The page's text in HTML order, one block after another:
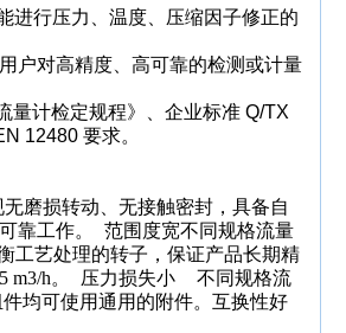
进行压力、温度、压缩因子修正的
户对高精度、高可靠的检测或计量
量计检定规程》、企业标准 Q/TX
12480 要求。
磨损转动、无接触密封，具备自
靠工作。
范围度宽不同规格流量
工艺处理的转子，保证产品长期精
m3/h。 压力损失小
不同规格流
件均可使用通用的附件。互换性好